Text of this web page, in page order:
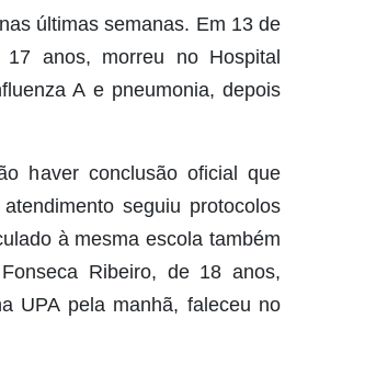
últimas semanas. Em 13 de
anos, morreu no Hospital
A e pneumonia, depois
haver conclusão oficial que
seguiu protocolos
à mesma escola também
Ribeiro, de 18 anos,
UPA pela manhã, faleceu no